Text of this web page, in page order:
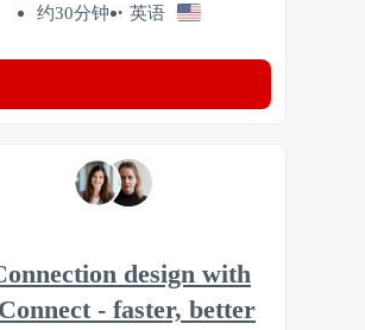
约30分钟 英语
design with
- faster, better